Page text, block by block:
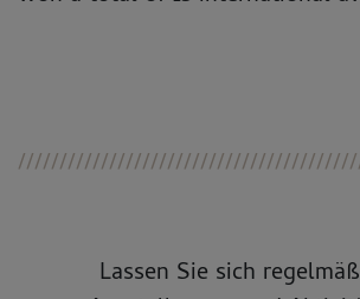
Lassen Sie sich